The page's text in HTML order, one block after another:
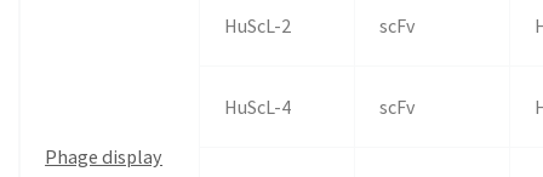
Phage display
HuScL-2 scFv
HuScL-4 scFv